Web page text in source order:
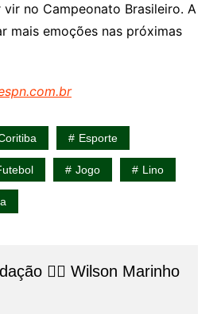
no Campeonato Brasileiro. A
mais emoções nas próximas
Esporte
Jogo Lino
👨‍⚖️​ Wilson Marinho